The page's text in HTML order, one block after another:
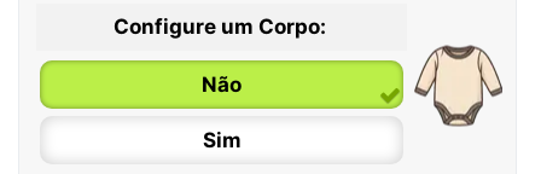
Configure um Corpo:
Não
Sim